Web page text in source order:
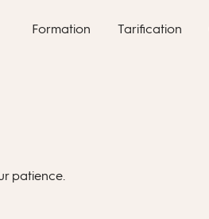
Formation Tarification
patience.